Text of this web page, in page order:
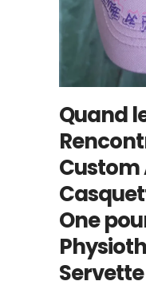
Quand
Custom
One
Servette